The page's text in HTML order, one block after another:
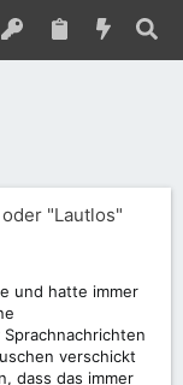
"Lautlos"
und hatte immer
verschickt
dass das immer